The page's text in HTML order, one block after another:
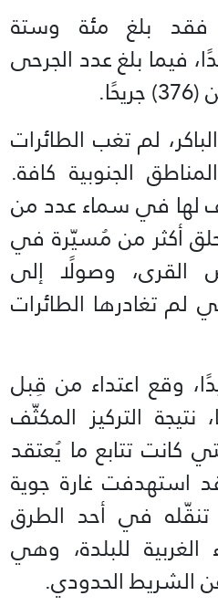
فقد بلغ مئة وستة
شهيدًا، فيما بلغ عدد الجرحى
لم تغب الطائرات
الجنوبية كافة.
لها في سماء عدد من
أكثر من مُسيّرة في
وصولًا إلى
لم تغادرها الطائرات
وقع اعتداء من قِبل
نتيجة التركيز المكثّف
كانت تتابع ما يُعتقد
استهدفت غارة جوية
تنقّله في أحد الطرق
الغربية للبلدة، وهي
الشريط الحدودي.